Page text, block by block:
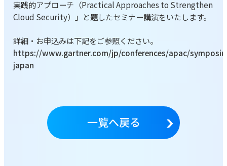
実践的アプローチ（Practical Approaches to Strengthen
Cloud Security）」と題したセミナー講演をいたします。
詳細・お申込みは下記をご参照ください。
https://www.gartner.com/jp/conferences/apac/
japan
一覧へ戻る